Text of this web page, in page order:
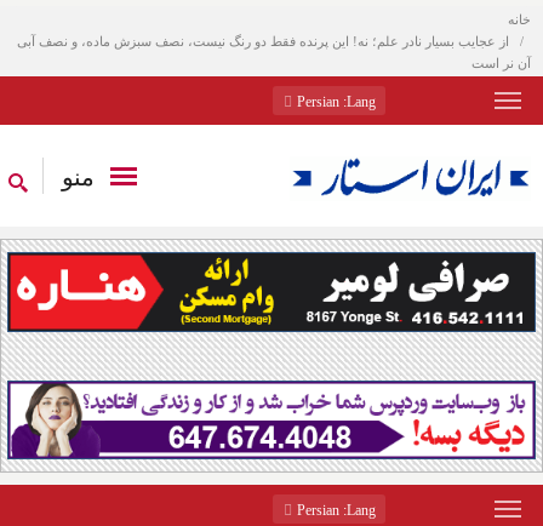
خانه
از عجایب بسیار نادر علم؛ نه! این پرنده فقط دو رنگ نیست، نصف سبزش ماده، و نصف آبی
آن نر است
Lang
: Persian
منو
Lang
: Persian